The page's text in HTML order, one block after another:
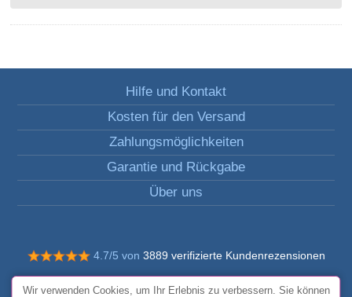
Hilfe und Kontakt
Kosten für den Versand
Zahlungsmöglichkeiten
Garantie und Rückgabe
Über uns
4.7/5 von 3889 verifizierte Kundenrezensionen
© Alle Rechte vorbehalten FunToCome
Wir verwenden Cookies, um Ihr Erlebnis zu verbessern. Sie können